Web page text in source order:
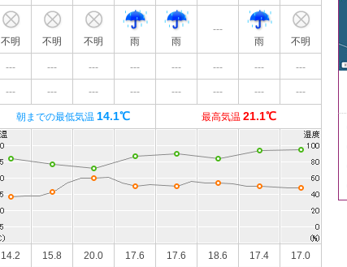
不明 不明 不明 雨 雨
---
雨
不明
--- --- --- --- --- --- --- ---
--- --- --- --- --- --- --- ---
朝までの最低気温 14.1℃ 最高気温 21.1℃
14.2 15.8 20.0 17.6 17.6 18.6 17.4 17.0